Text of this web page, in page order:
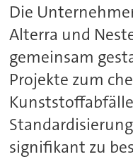
Die
Alterra und
gemeinsam
Projekte zum
signifikant zu